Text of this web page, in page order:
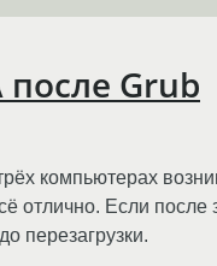
после Grub
компьютерах
отлично. Если после
перезагрузки.